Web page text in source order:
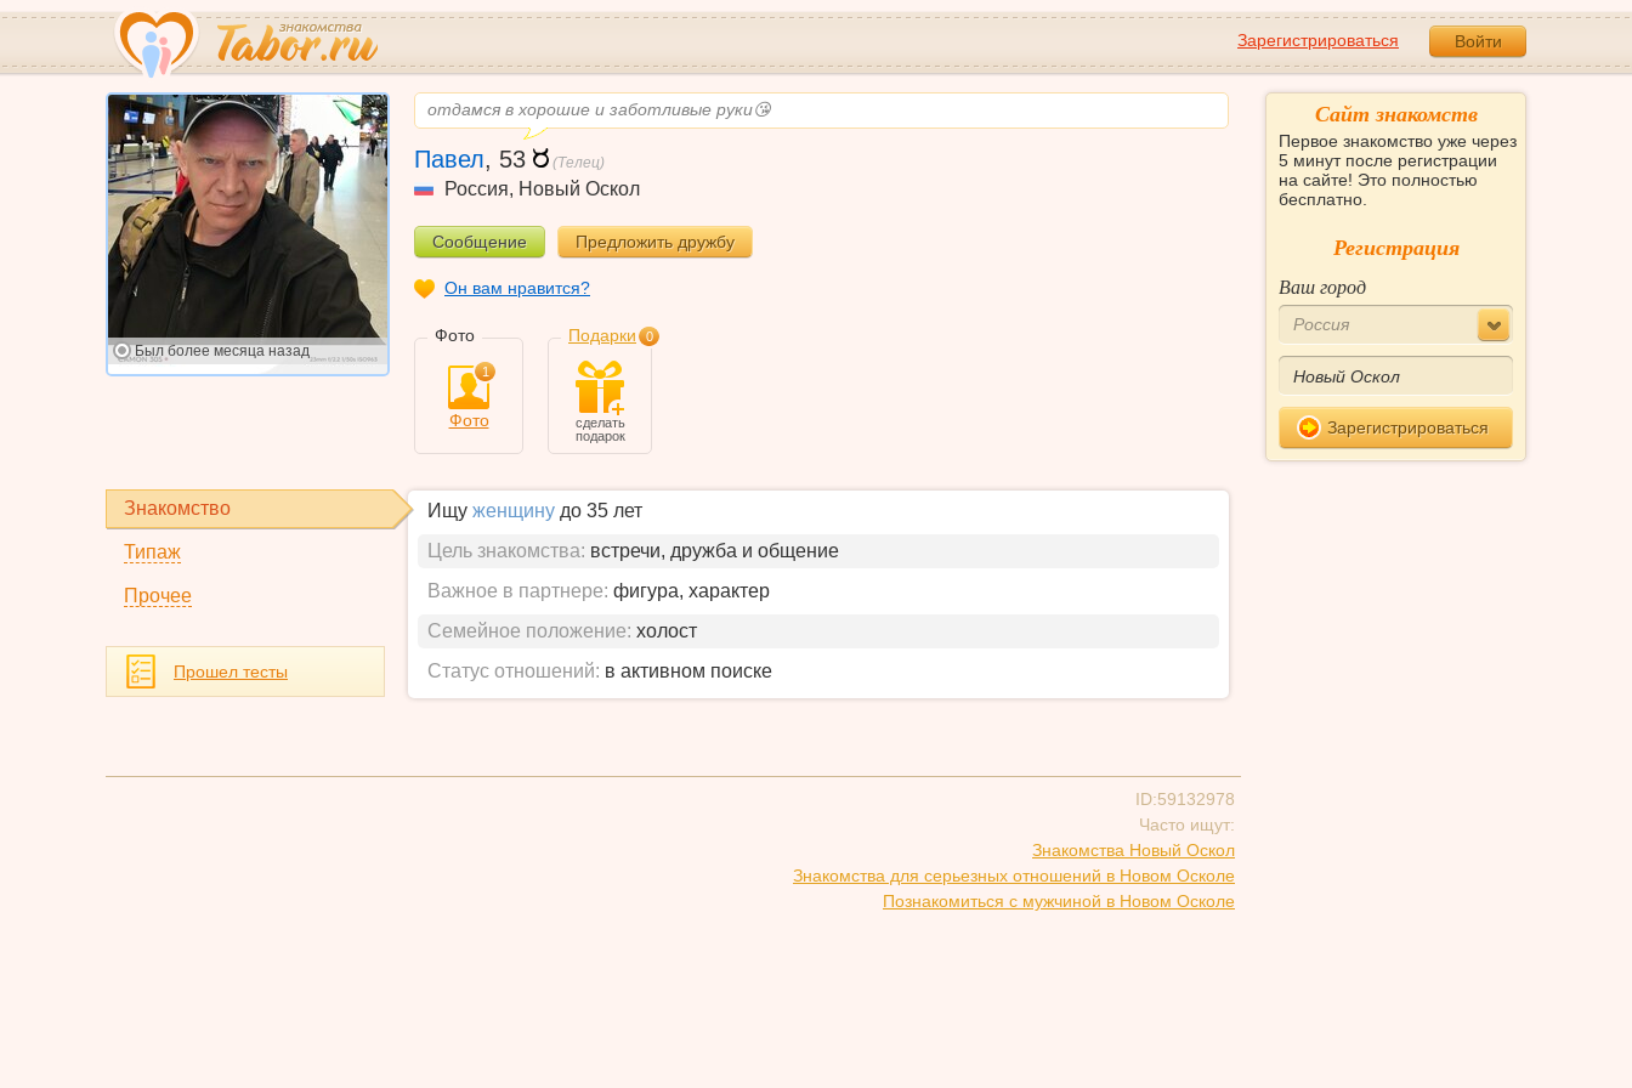
Зарегистрироваться Войти
отдамся в хорошие и заботливые руки😘
Был более месяца назад
Павел, 53 (Телец)
Россия, Новый Оскол
Сообщение Предложить дружбу
Он вам нравится?
Фото
1
Фото
Подарки 0
сделать
подарок
Знакомство
Типаж
Прочее
Ищу женщину до 35 лет
Цель знакомства: встречи, дружба и общение
Важное в партнере: фигура, характер
Семейное положение: холост
Статус отношений: в активном поиске
Прошел тесты
ID:59132978
Часто ищут:
Знакомства Новый Оскол
Знакомства для серьезных отношений в Новом Осколе
Познакомиться с мужчиной в Новом Осколе
Сайт знакомств
Первое знакомство уже через
5 минут после регистрации
на сайте! Это полностью
бесплатно.
Регистрация
Ваш город
Россия
Зарегистрироваться